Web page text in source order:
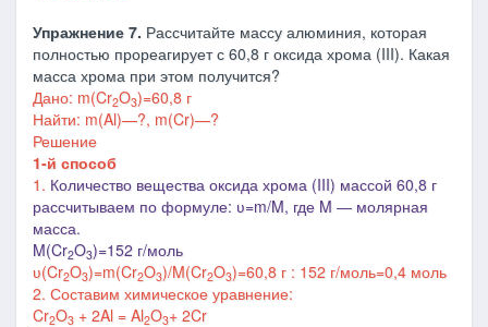
Упражнение 7. Рассчитайте массу алюминия, которая
полностью прореагирует с 60,8 г оксида хрома (III). Какая
масса хрома при этом получится?
Дано: m(Cr2O3)=60,8 г
Найти: m(Al)—?, m(Cr)—?
Решение
1-й способ
1. Количество вещества оксида хрома (III) массой 60,8 г
рассчитываем по формуле: ʋ=m/M, где M ― молярная
масса.
M(Cr2O3)=152 г/моль
ʋ(Cr2O3)=m(Cr2O3)/M(Cr2O3)=60,8 г : 152 г/моль=0,4 моль
2. Составим химическое уравнение:
Cr2O3 + 2Al = Al2O3+ 2Cr